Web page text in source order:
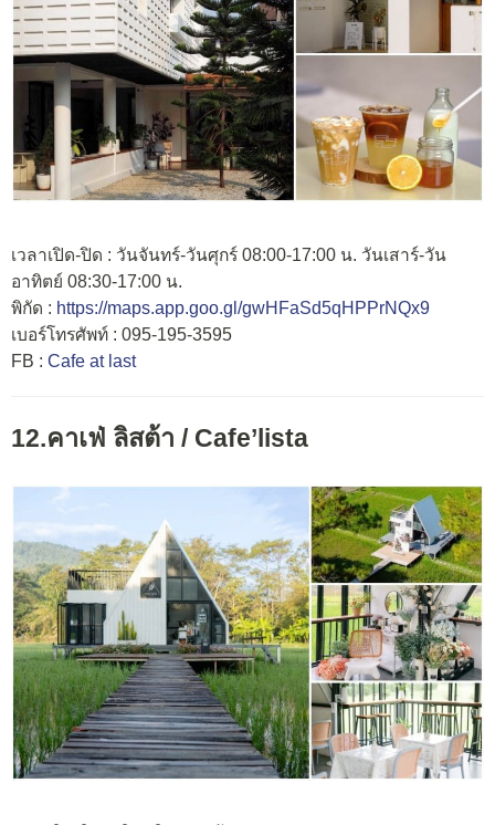
เวลาเปิด-ปิด : วันจันทร์-วันศุกร์ 08:00-17:00 น. วันเสาร์-วัน
อาทิตย์ 08:30-17:00 น.
พิกัด : https://maps.app.goo.gl/gwHFaSd5qHPPrNQx9
เบอร์โทรศัพท์ : 095-195-3595
FB : Cafe at last
12.คาเฟ่ ลิสต้า / Cafe’lista